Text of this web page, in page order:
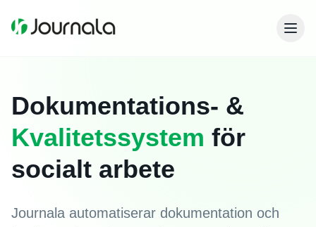
Dokumentations- &
Kvalitetssystem för
socialt arbete
Journala automatiserar dokumentation och